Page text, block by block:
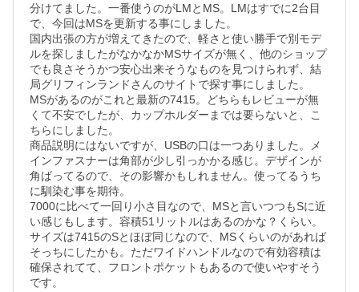
分けてました。一番使うのがLMとMS。LMはすでに2台目
で、今回はMSを更新する事にしました。
国内出張の方が増えてきたので、軽さと使い勝手で別モデ
ルを探しましたがなかなかMSサイズが無く、他のショップ
でも良さそうかつ安心出来そうなものを見つけられず、結
局グリフィンランドさんのサイトで探す事にしました。
MSがあるのがこれと最新の7415。どちらもレビューが無
くて不安でしたが、カップホルダーまでは要らないと、こ
ちらにしました。
商品説明にはないですが、USBの口は一つありました。メ
インファスナーは角部が少し引っかかる感じ。デザインが
角ばってるので、その影響かもしれません。使ってるうち
に馴染む事を期待。
7000に比べて一回り小さ目なので、MSと言いつつもSに近
い感じもします。容積51リットルはあるのかな？くらい。
サイズは7415のSとほぼ同じなので、MSくらいのがあれば
そっちにしたかも。ただワイドハンドルなので有効容積は
確保されてて、フロントポケットもあるので使いやすそう
です。